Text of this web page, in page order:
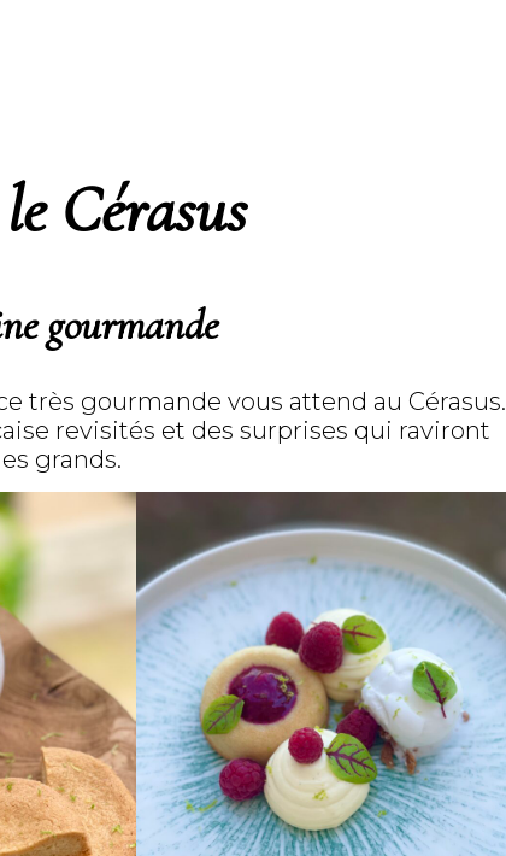
Cérasus
gourmande
très gourmande vous attend au Cérasus.
revisités et des surprises qui raviront
grands.